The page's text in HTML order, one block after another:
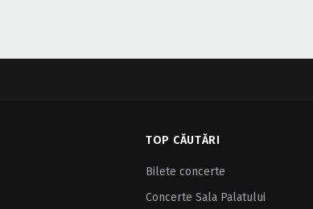
TOP CĂUTĂRI
Bilete concerte
Concerte Sala Palatului